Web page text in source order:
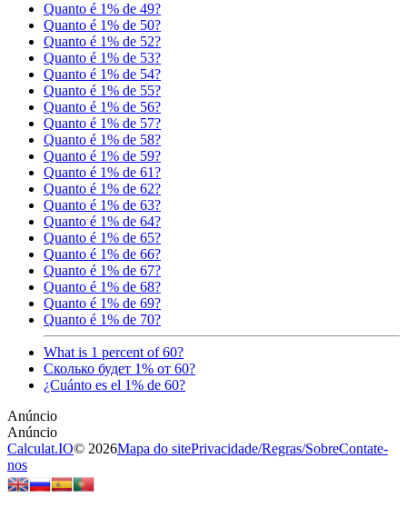
Quanto é 1% de 49?
Quanto é 1% de 50?
Quanto é 1% de 52?
Quanto é 1% de 53?
Quanto é 1% de 54?
Quanto é 1% de 55?
Quanto é 1% de 56?
Quanto é 1% de 57?
Quanto é 1% de 58?
Quanto é 1% de 59?
Quanto é 1% de 61?
Quanto é 1% de 62?
Quanto é 1% de 63?
Quanto é 1% de 64?
Quanto é 1% de 65?
Quanto é 1% de 66?
Quanto é 1% de 67?
Quanto é 1% de 68?
Quanto é 1% de 69?
Quanto é 1% de 70?
What is 1 percent of 60?
Сколько будет 1% от 60?
¿Cuánto es el 1% de 60?
Calculat.IO© 2026Mapa do sitePrivacidade/Regras/SobreContate-
nos